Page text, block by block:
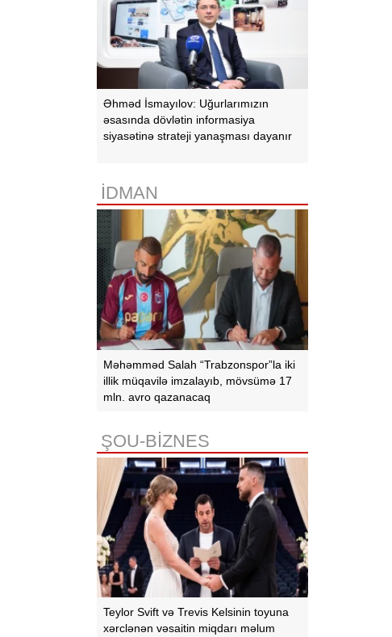
Əhməd İsmayılov: Uğurlarımızın
əsasında dövlətin informasiya
siyasətinə strateji yanaşması dayanır
İDMAN
Məhəmməd Salah “Trabzonspor”la iki
illik müqavilə imzalayıb, mövsümə 17
mln. avro qazanacaq
ŞOU-BİZNES
Teylor Svift və Trevis Kelsinin toyuna
xərclənən vəsaitin miqdarı məlum